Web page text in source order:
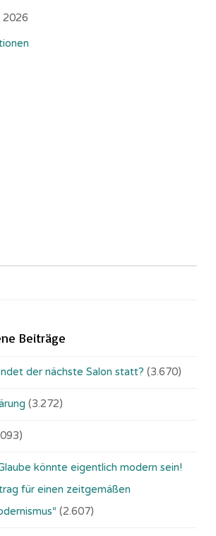
2026
Beiträge
der nächste Salon statt? (3.670)
(3.272)
könnte eigentlich modern sein!
für einen zeitgemäßen
(2.607)